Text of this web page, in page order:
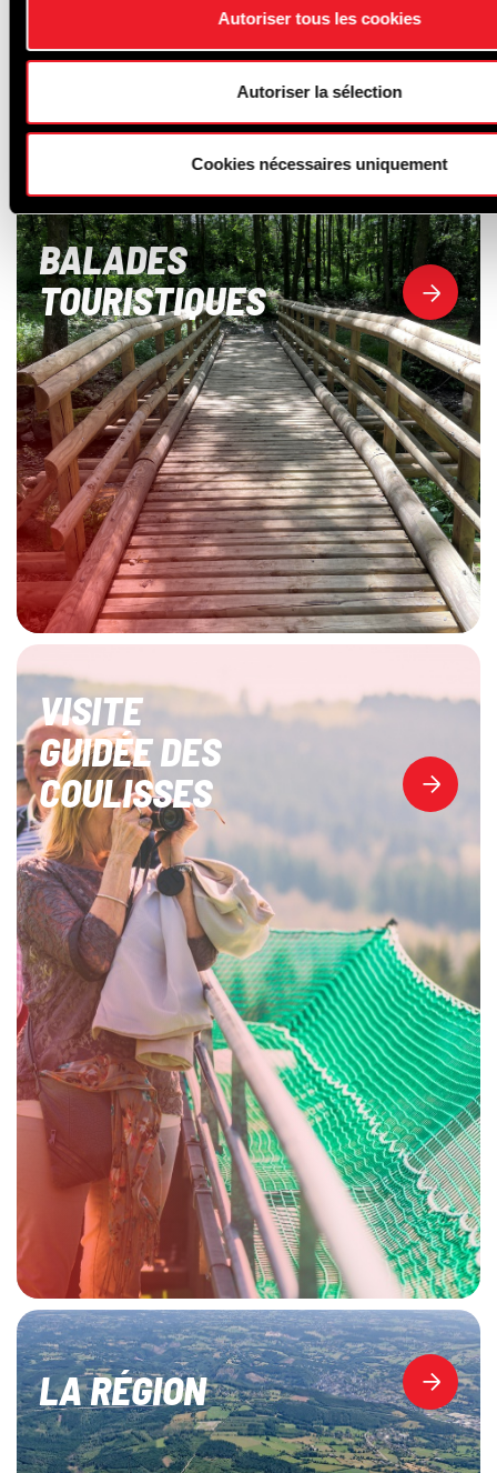
Autoriser tous les cookies
Autoriser la sélection
Cookies nécessaires uniquement
BALADES
TOURISTIQUES
VISITE
GUIDÉE DES
COULISSES
LA RÉGION